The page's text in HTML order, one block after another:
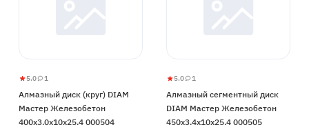
Алмазный
диск
(круг)
5.0
5
1 1
Алмазный диск (круг) DIAM
Мастер Железобетон
400x3.0x10x25.4 000504
Алмазный
сегментный
диск
5.0
5
1 1
Алмазный сегментный диск
DIAM Мастер Железобетон
450x3.4x10x25.4 000505